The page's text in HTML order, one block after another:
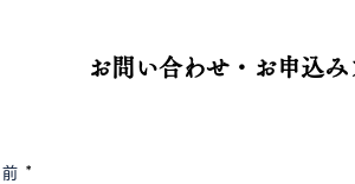
お問い合わせ・お申込み